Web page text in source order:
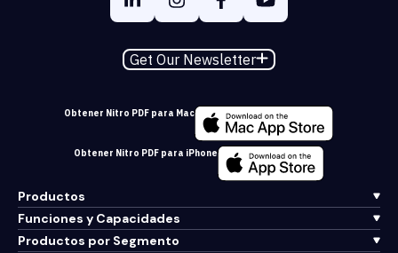
Get Our Newsletter
Obtener Nitro PDF para Mac
Obtener Nitro PDF para iPhone
Productos
Funciones y Capacidades
Productos por Segmento